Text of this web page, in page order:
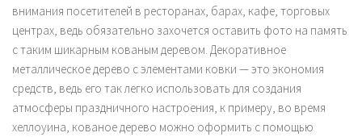
внимания посетителей в ресторанах, барах, кафе, торговых
центрах, ведь обязательно захочется оставить фото на память
с таким шикарным кованым деревом. Декоративное
металлическое дерево с элементами ковки — это экономия
средств, ведь его так легко использовать для создания
атмосферы праздничного настроения, к примеру, во время
хеллоуина, кованое дерево можно оформить с помощью